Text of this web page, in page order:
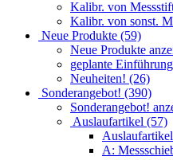
Kalibr. von
Kalibr. von sonst.
Neue Produkte (59)
Neue Produkte
geplante
Neuheiten! (26)
Sonderangebot! (390)
Sonderangebot!
Auslaufartikel (57)
A: